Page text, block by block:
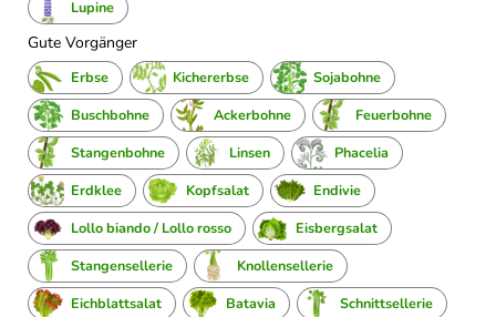
Lupine
Gute Vorgänger
Erbse Kichererbse
Sojabohne
Buschbohne
Ackerbohne
Feuerbohne
Stangenbohne
Linsen
Phacelia
Erdklee
Kopfsalat
Endivie
Lollo biando / Lollo rosso
Eisbergsalat
Stangensellerie
Knollensellerie
Eichblattsalat
Batavia
Schnittsellerie